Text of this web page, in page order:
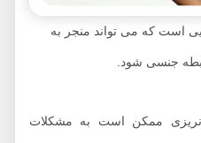
که می تواند منجر به
جنسی شود.
ممکن است به مشکلات